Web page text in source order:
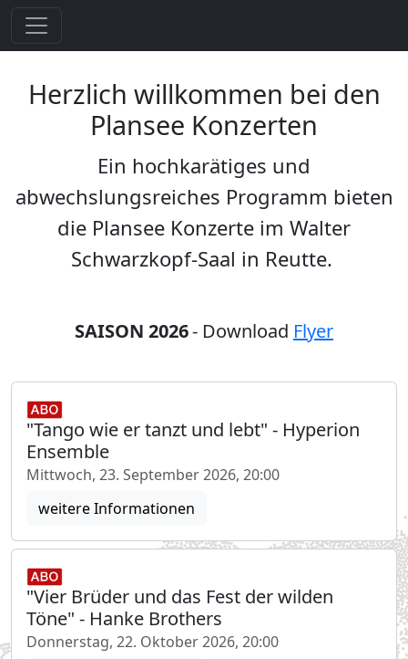
Herzlich willkommen bei den
Plansee Konzerten
Ein hochkarätiges und
abwechslungsreiches Programm bieten
die Plansee Konzerte im Walter
Schwarzkopf-Saal in Reutte.
SAISON 2026- Download Flyer
"Tango wie er tanzt und lebt" - Hyperion
Ensemble
Mittwoch, 23. September 2026, 20:00
weitere Informationen
"Vier Brüder und das Fest der wilden
Töne" - Hanke Brothers
Donnerstag, 22. Oktober 2026, 20:00